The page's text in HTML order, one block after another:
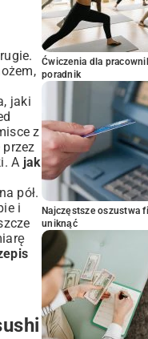
jaki
z
A jak
pół.
i
Ćwiczenia dla
poradnik
Najczęstsze oszustwa
uniknąć